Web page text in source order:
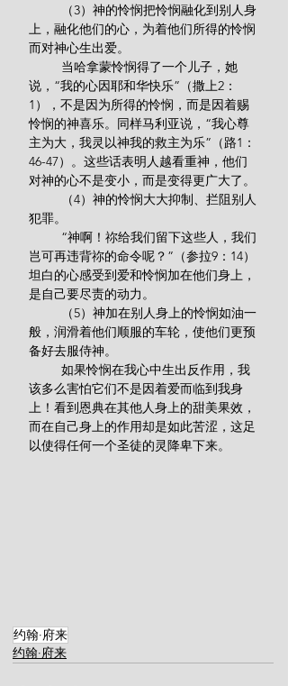
上，融化他们的心，为着他们所得的怜悯
而对神心生出爱。
说，“我的心因耶和华快乐”（撒上2：
1），不是因为所得的怜悯，而是因着赐
怜悯的神喜乐。同样马利亚说，“我心尊
主为大，我灵以神我的救主为乐”（路1：
46-47）。这些话表明人越看重神，他们
对神的心不是变小，而是变得更广大了。
犯罪。
岂可再违背祢的命令呢？”（参拉9：14）
坦白的心感受到爱和怜悯加在他们身上，
是自己要尽责的动力。
般，润滑着他们顺服的车轮，使他们更预
备好去服侍神。
该多么害怕它们不是因着爱而临到我身
上！看到恩典在其他人身上的甜美果效，
而在自己身上的作用却是如此苦涩，这足
以使得任何一个圣徒的灵降卑下来。
约翰·府来
约翰·府来